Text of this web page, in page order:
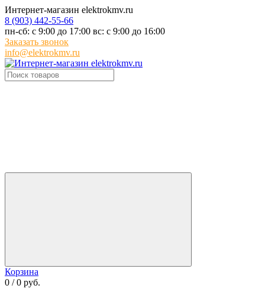
Интернет-магазин elektrokmv.ru
8 (903) 442-55-66
пн-сб: с 9:00 до 17:00 вс: с 9:00 до 16:00
Заказать звонок
info@elektrokmv.ru
Корзина
0 / 0 руб.